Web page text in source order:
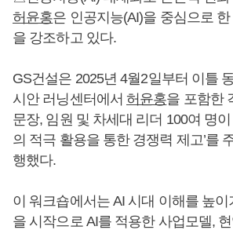
허윤홍은 인공지능(AI)을 중심으로
을 강조하고 있다.
GS건설은 2025년 4월2일부터 이틀
시안 러닝센터에서 허윤홍을 포함한
문장, 임원 및 차세대 리더 100여 명이
의 적극 활용을 통한 경쟁력 제고’를
행했다.
이 워크숍에서는 AI 시대 이해를 높이
을 시작으로 AI를 적용한 사업모델,